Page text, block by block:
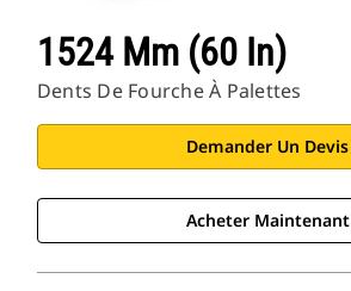
1524 Mm (60 In)
Dents De Fourche À Palettes
Demander Un Devis
Acheter Maintenant